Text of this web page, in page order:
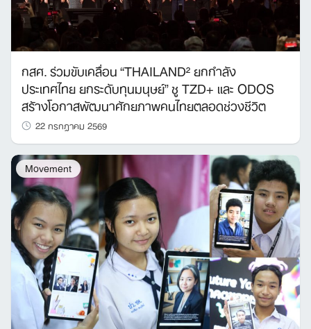
กสศ. ร่วมขับเคลื่อน “THAILAND² ยกกำลัง
ประเทศไทย ยกระดับทุนมนุษย์” ชู TZD+ และ ODOS
สร้างโอกาสพัฒนาศักยภาพคนไทยตลอดช่วงชีวิต
22 กรกฎาคม 2569
Movement